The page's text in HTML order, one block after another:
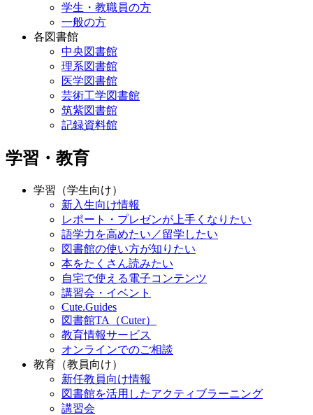
学生・教職員の方
一般の方
各図書館
中央図書館
理系図書館
医学図書館
芸術工学図書館
筑紫図書館
記録資料館
学習・教育
学習（学生向け）
新入生向け情報
レポート・プレゼンが上手くなりたい
語学力を高めたい／留学したい
図書館の使い方が知りたい
本をたくさん読みたい
自宅で使える電子コンテンツ
講習会・イベント
Cute.Guides
図書館TA（Cuter）
教育情報サービス
オンラインでのご相談
教育（教員向け）
新任教員向け情報
図書館を活用したアクティブラーニング
講習会